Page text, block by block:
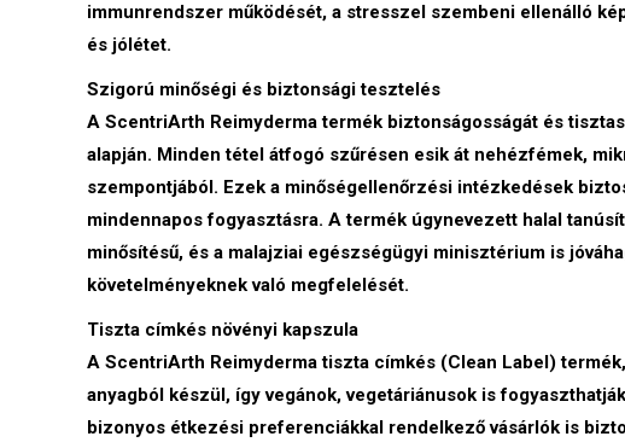
immunrendszer működését, a stresszel szembeni ellenálló
és jólétet.
Szigorú minőségi és biztonsági tesztelés
A ScentriArth Reimyderma termék biztonságosságát és
alapján. Minden tétel átfogó szűrésen esik át nehézfémek,
szempontjából. Ezek a minőségellenőrzési intézkedések
mindennapos fogyasztásra. A termék úgynevezett halal
minősítésű, és a malajziai egészségügyi minisztérium is
követelményeknek való megfelelését.
Tiszta címkés növényi kapszula
A ScentriArth Reimyderma tiszta címkés (Clean Label)
anyagból készül, így vegánok, vegetáriánusok is
bizonyos étkezési preferenciákkal rendelkező vásárlók is